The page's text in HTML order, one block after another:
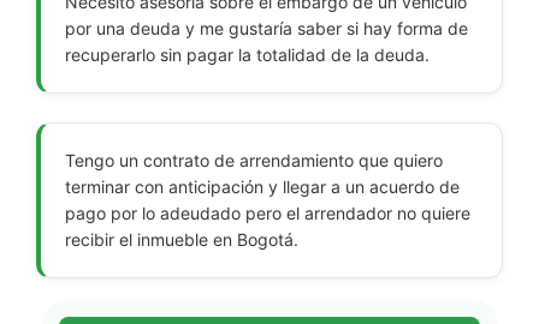
por una deuda y me gustaría saber si hay forma de
recuperarlo sin pagar la totalidad de la deuda.
Tengo un contrato de arrendamiento que quiero
terminar con anticipación y llegar a un acuerdo de
pago por lo adeudado pero el arrendador no quiere
recibir el inmueble en Bogotá.